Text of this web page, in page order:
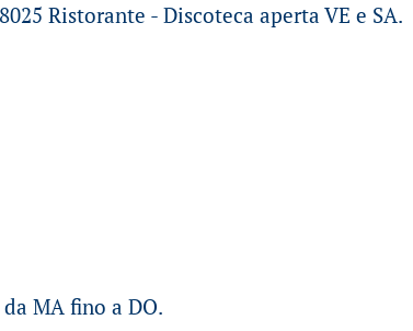
Ristorante - Discoteca aperta VE e SA.
MA fino a DO.